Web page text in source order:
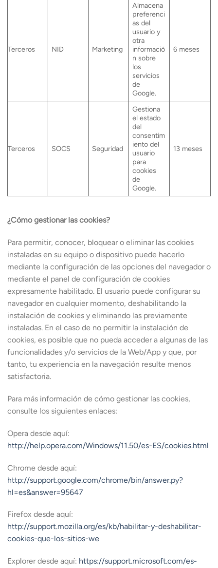
Terceros NID Marketing
Almacena
preferenci
as del
usuario y
otra
informació
n sobre
los
servicios
de
Google.
6 meses
Terceros SOCS Seguridad
Gestiona
el estado
del
consentim
iento del
usuario
para
cookies
de
Google.
13 meses
¿Cómo gestionar las cookies?
Para permitir, conocer, bloquear o eliminar las cookies
instaladas en su equipo o dispositivo puede hacerlo
mediante la configuración de las opciones del navegador o
mediante el panel de configuración de cookies
expresamente habilitado. El usuario puede configurar su
navegador en cualquier momento, deshabilitando la
instalación de cookies y eliminando las previamente
instaladas. En el caso de no permitir la instalación de
cookies, es posible que no pueda acceder a algunas de las
funcionalidades y/o servicios de la Web/App y que, por
tanto, tu experiencia en la navegación resulte menos
satisfactoria.
Para más información de cómo gestionar las cookies,
consulte los siguientes enlaces:
Opera desde aquí:
http://help.opera.com/Windows/11.50/es-ES/cookies.html
Chrome desde aquí:
http://support.google.com/chrome/bin/answer.py?
hl=es&answer=95647
Firefox desde aquí:
http://support.mozilla.org/es/kb/habilitar-y-deshabilitar-
cookies-que-los-sitios-we
Explorer desde aquí: https://support.microsoft.com/es-